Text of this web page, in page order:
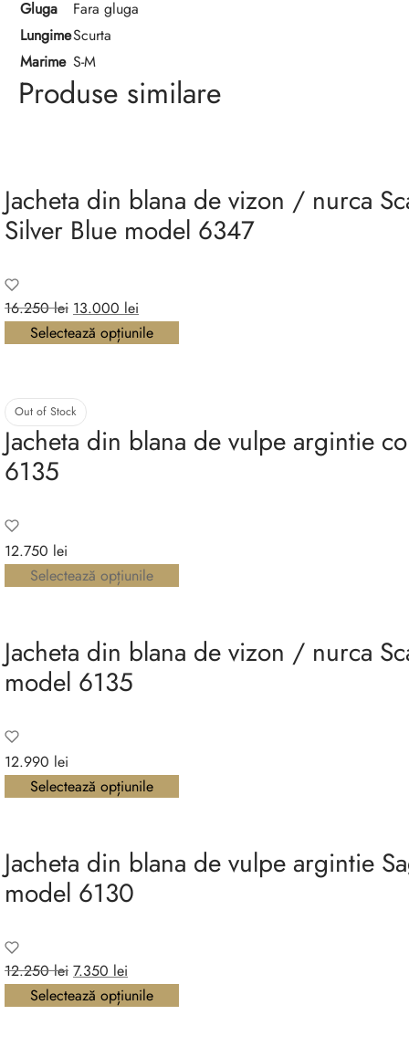
Gluga
Fara gluga
LungimeScurta
Marime S-M
Produse similare
Jacheta din blana de vizon / nurca
Silver Blue model 6347
16.250lei Prețul
inițial a
13.000 lei
curent este:
Selectează opțiunile
Out of Stock
Jacheta din blana de vulpe argintie
6135
12.750 lei
Selectează opțiunile
Jacheta din blana de vizon / nurca
model 6135
12.990 lei
Selectează opțiunile
Jacheta din blana de vulpe argintie
model 6130
12.250lei Prețul
inițial a
7.350 lei
curent
Selectează opțiunile